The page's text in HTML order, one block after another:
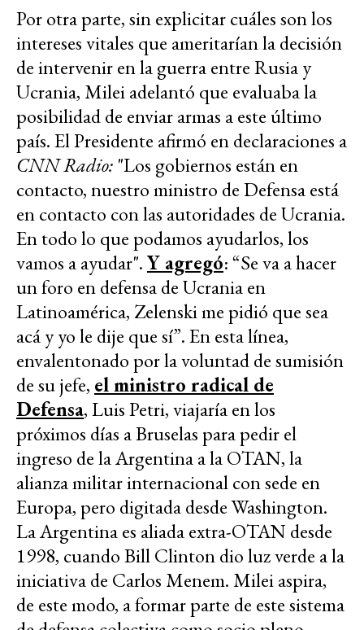
Por otra parte, sin explicitar cuáles son los
intereses vitales que ameritarían la decisión
de intervenir en la guerra entre Rusia y
Ucrania, Milei adelantó que evaluaba la
posibilidad de enviar armas a este último
país. El Presidente afirmó en declaraciones a
CNN Radio: "Los gobiernos están en
contacto, nuestro ministro de Defensa está
en contacto con las autoridades de Ucrania.
En todo lo que podamos ayudarlos, los
vamos a ayudar".Y agregó: “Se va a hacer
un foro en defensa de Ucrania en
Latinoamérica, Zelenski me pidió que sea
acá y yo le dije que sí”. En esta línea,
envalentonado por la voluntad de sumisión
de su jefe, el ministro radical de
Defensa, Luis Petri, viajaría en los
próximos días a Bruselas para pedir el
ingreso de la Argentina a la OTAN, la
alianza militar internacional con sede en
Europa, pero digitada desde Washington.
La Argentina es aliada extra-OTAN desde
1998, cuando Bill Clinton dio luz verde a la
iniciativa de Carlos Menem. Milei aspira,
de este modo, a formar parte de este sistema